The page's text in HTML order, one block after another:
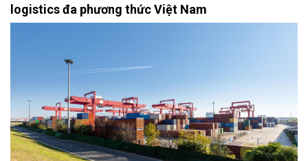
logistics đa phương thức Việt Nam